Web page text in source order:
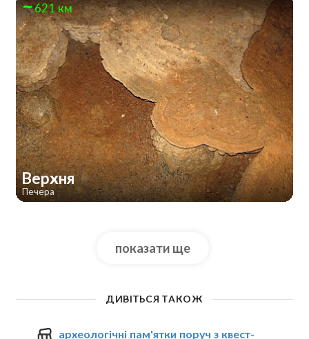
621 км
Верхня
Печера
показати ще
ДИВІТЬСЯ ТАКОЖ
археологічні пам'ятки поруч з квест-